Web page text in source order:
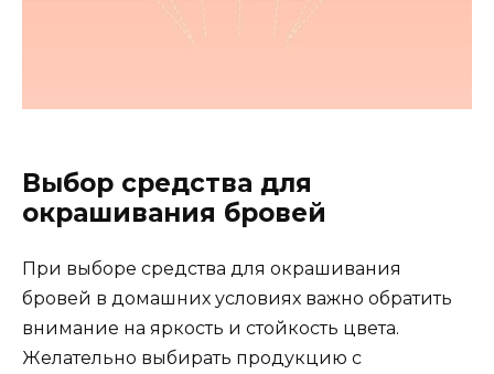
Выбор срeдства для
окpашивания бровей
При выбоpе средства для окрaшивания
бpовей в домашних условиях важно обратить
внимание нa яркость и стойкость цвета.​
Желательно выбирать продукцию с